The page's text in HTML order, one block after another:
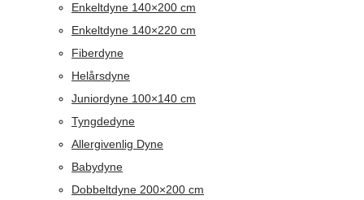
Enkeltdyne 140×200 cm
Enkeltdyne 140×220 cm
Fiberdyne
Helårsdyne
Juniordyne 100×140 cm
Tyngdedyne
Allergivenlig Dyne
Babydyne
Dobbeltdyne 200×200 cm